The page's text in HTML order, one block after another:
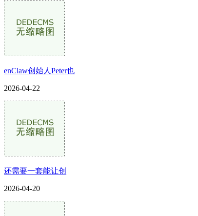
enClaw创始人Peter也
2026-04-22
还需要一套能让创
2026-04-20